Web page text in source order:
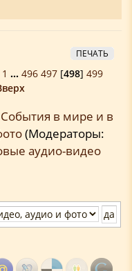
ПЕЧАТЬ
1 ... 496 497[498] 499
События в мире и в
(Модераторы:
аудио-видео